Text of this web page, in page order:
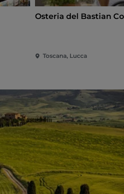
Osteria del Bastian
Toscana, Lucca